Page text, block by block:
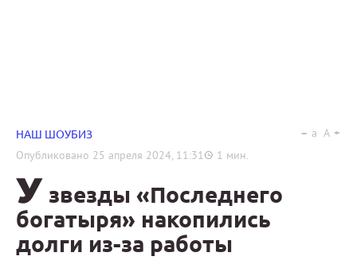
НАШ ШОУБИЗ
Опубликовано 25 апреля 2024, 11:31 1 мин.
a A
У звезды «Последнего
богатыря» накопились
долги из-за работы